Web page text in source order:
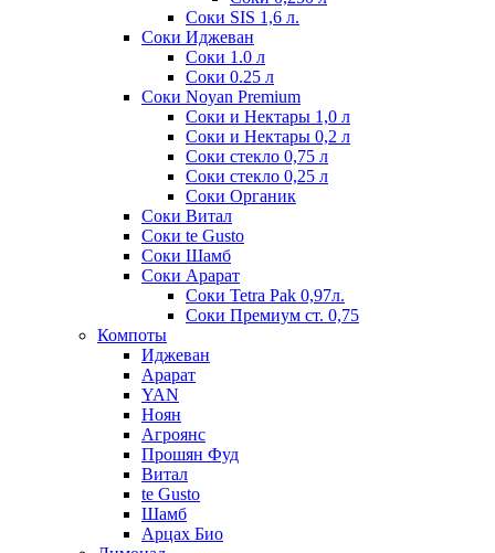
Соки SIS 1,6 л.
Соки Иджеван
Соки 1.0 л
Соки 0.25 л
Соки Noyan Premium
Соки и Нектары 1,0 л
Соки и Нектары 0,2 л
Соки стекло 0,75 л
Соки стекло 0,25 л
Соки Органик
Соки Витал
Соки te Gusto
Соки Шамб
Соки Арарат
Соки Tetra Pak 0,97л.
Соки Премиум ст. 0,75
Компоты
Иджеван
Арарат
YAN
Ноян
Агроянс
Прошян Фуд
Витал
te Gusto
Шамб
Арцах Био